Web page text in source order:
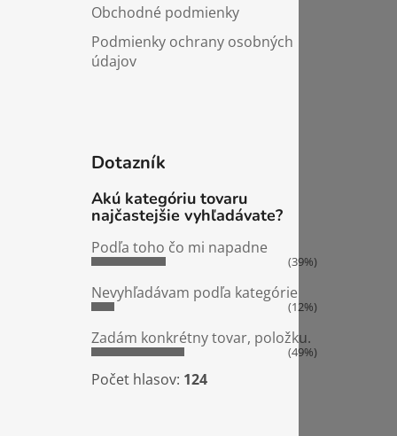
Obchodné podmienky
Podmienky ochrany osobných
údajov
Dotazník
Akú kategóriu tovaru
najčastejšie vyhľadávate?
Podľa toho čo mi napadne
(39%)
Nevyhľadávam podľa kategórie
(12%)
Zadám konkrétny tovar, položku.
(49%)
Počet hlasov: 124